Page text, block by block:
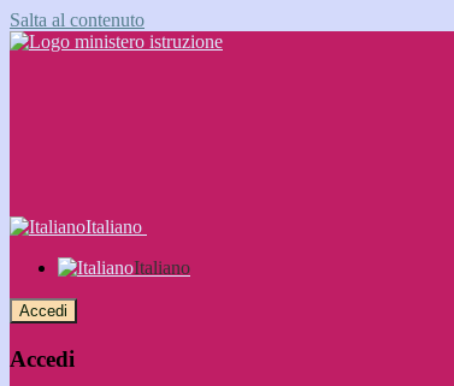
Salta al contenuto
Italiano
Italiano
Accedi
Accedi